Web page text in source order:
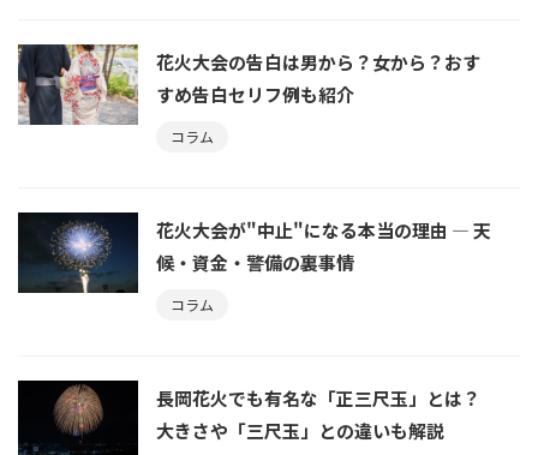
花火大会の告白は男から？女から？おす
すめ告白セリフ例も紹介
コラム
花火大会が"中止"になる本当の理由 ― 天
候・資金・警備の裏事情
コラム
長岡花火でも有名な「正三尺玉」とは？
大きさや「三尺玉」との違いも解説